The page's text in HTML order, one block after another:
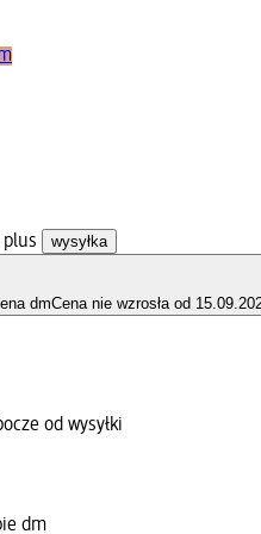
plus wysyłka
dmCena nie wzrosła od
od wysyłki
dm